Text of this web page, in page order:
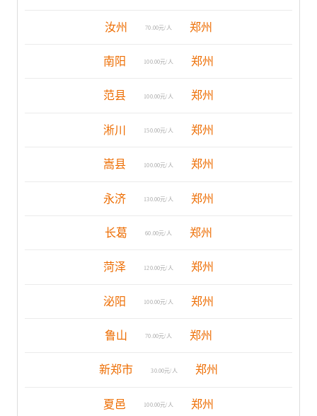
汝州 70.00元/人 郑州
南阳 100.00元/人 郑州
范县 100.00元/人 郑州
淅川 150.00元/人 郑州
嵩县 100.00元/人 郑州
永济 130.00元/人 郑州
长葛 60.00元/人 郑州
菏泽 120.00元/人 郑州
泌阳 100.00元/人 郑州
鲁山 70.00元/人 郑州
新郑市 30.00元/人 郑州
夏邑 100.00元/人 郑州